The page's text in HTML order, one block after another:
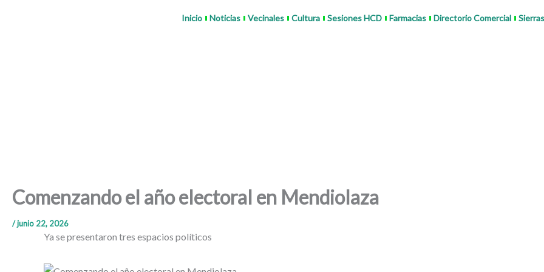
Inicio Noticias Vecinales Cultura Sesiones HCD Farmacias Directorio Comercial
Comenzando el año electoral en Mendiolaza
/junio 22, 2026
Ya se presentaron tres espacios políticos